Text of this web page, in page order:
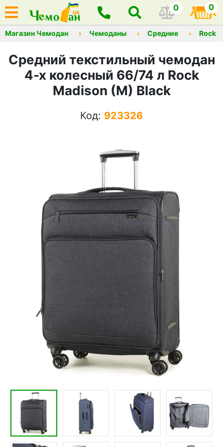
0 0
Магазин Чемодан Чемоданы Средние Rock
Средний текстильный чемодан
4-х колесный 66/74 л Rock
Madison (M) Black
Код: 923326